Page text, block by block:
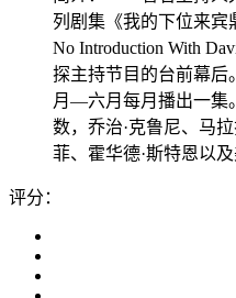
列剧集《我的下位来宾
No Introduction With
探主持节目的台前幕后
月—六月每月播出一集
数，乔治·克鲁尼、马拉
菲、霍华德·斯特恩以
评分：